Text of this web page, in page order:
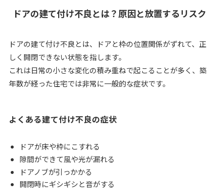
ドアの建て付け不良とは？原因と放置するリスク
ドアの建て付け不良とは、ドアと枠の位置関係がずれて、正
しく開閉できない状態を指します。
これは日常の小さな変化の積み重ねで起こることが多く、築
年数が経った住宅では非常に一般的な症状です。
よくある建て付け不良の症状
ドアが床や枠にこすれる
隙間ができて風や光が漏れる
ドアノブが引っかかる
開閉時にギシギシと音がする